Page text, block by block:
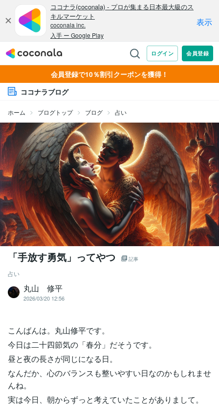
会員登録で10％割引クーポンを獲得！
ココナラブログ
ホーム ブログトップ ブログ 占い
「手放す勇気」ってやつ 記事
占い
丸山 修平
2026/03/20 12:56
こんばんは。丸山修平です。
今日は二十四節気の「春分」だそうです。
昼と夜の長さが同じになる日。
なんだか、心のバランスも整いやすい日なのかもしれませ
んね。
実は今日、朝からずっと考えていたことがありまして。